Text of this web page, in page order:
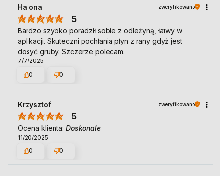
Halona zweryfikowano
5
Bardzo szybko poradził sobie z odleżyną, łatwy w
aplikacji. Skuteczni pochłania płyn z rany gdyż jest
dosyć gruby. Szczerze polecam.
7/7/2025
0
0
Krzysztof zweryfikowano
5
Ocena klienta: Doskonale
11/20/2025
0
0